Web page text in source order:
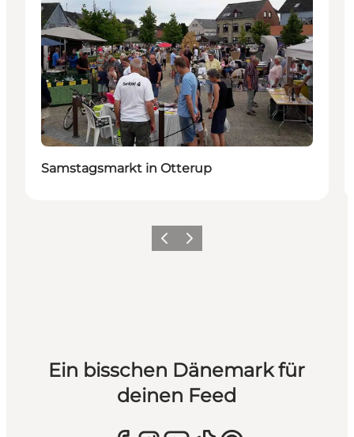
Samstagsmarkt in Otterup
ZurückWeiter
Ein bisschen Dänemark für
deinen Feed